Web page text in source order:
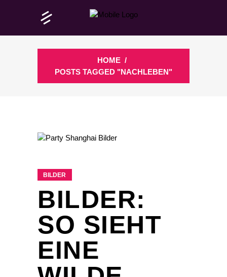
HOME /
POSTS TAGGED "NACHLEBEN"
BILDER
BILDER:
SO SIEHT
EINE